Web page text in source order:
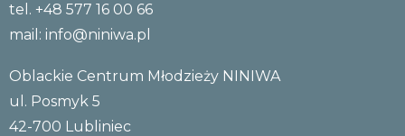
tel. +48 577 16 00 66
mail: info@niniwa.pl
Oblackie Centrum Młodzieży NINIWA
ul. Posmyk 5
42-700 Lubliniec